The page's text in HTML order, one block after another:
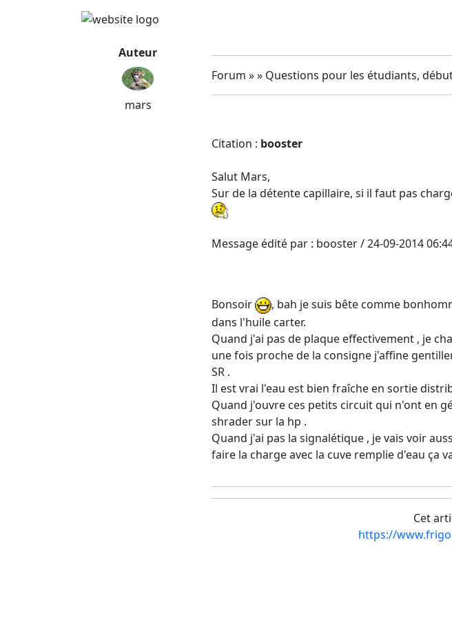
Auteur
mars
Forum » » Questions pour les étudiants,
Citation : booster
Salut Mars,
Sur de la détente capillaire, si il faut pas
Message édité par : booster / 24-09-2014
Bonsoir
, bah je suis bête comme
dans l'huile carter.
Quand j'ai pas de plaque effectivement , je
une fois proche de la consigne j'affine
SR .
Il est vrai l'eau est bien fraîche en sortie
Quand j'ouvre ces petits circuit qui n'ont en
shrader sur la hp .
Quand j'ai pas la signalétique , je vais voir
faire la charge avec la cuve remplie d'eau ça
Cet
https://